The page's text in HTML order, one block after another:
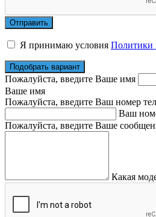
Я принимаю условия Политики
Подобрать вариант
Пожалуйста, введите Ваше имя
Ваше имя
Пожалуйста, введите Ваш номер
Ваш
Пожалуйста, введите Ваше
Какая